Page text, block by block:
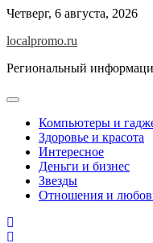
Перейти
содержимому
Четверг, 6 августа, 2026
localpromo.ru
Региональный
Компьютеры и
Здоровье и красота
Интересное
Деньги и бизнес
Звезды
Отношения и